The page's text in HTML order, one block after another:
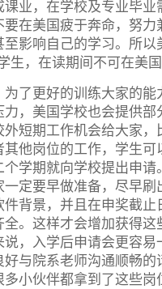
课业，在学校及专业毕业
要在美国疲于奔命，努力
影响自己的学习。所以
生，在读期间不可在美国
更好的训练大家的能
力，美国学校也会提供部
短期工作机会给大家，
他岗位的工作，学生可
个学期就向学校提出申请
定要早做准备，尽早刷
件背景，并且在申奖截止
。这样才会增加获得这
说，入学后申请会更容易
与院系老师沟通顺畅的
小伙伴都拿到了这些岗